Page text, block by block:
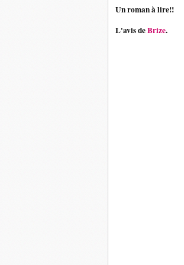
Un roman à lire!!
L'avis deBrize.